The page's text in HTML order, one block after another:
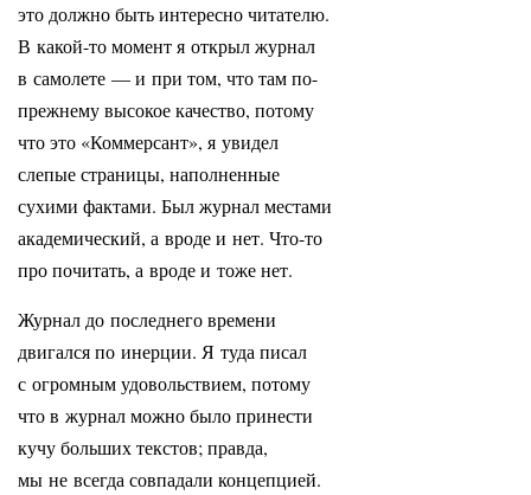
это должно быть интересно читателю.
В какой-то момент я открыл журнал
в самолете — и при том, что там по-
прежнему высокое качество, потому
что это «Коммерсант», я увидел
слепые страницы, наполненные
сухими фактами. Был журнал местами
академический, а вроде и нет. Что-то
про почитать, а вроде и тоже нет.
Журнал до последнего времени
двигался по инерции. Я туда писал
с огромным удовольствием, потому
что в журнал можно было принести
кучу больших текстов; правда,
мы не всегда совпадали концепцией.